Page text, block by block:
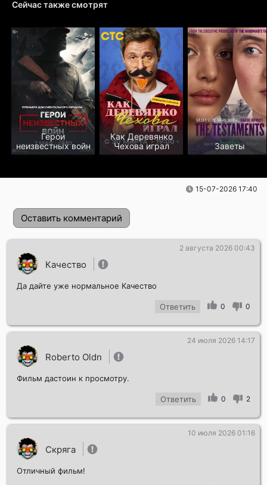
Сейчас также смотрят
Герои
неизвестных войн
Как Деревянко
Чехова играл
Заветы
15-07-2026 17:40
Оставить комментарий
Отправить!
Качество
2 августа 2026 00:43
Да дайте уже нормальное Качество
Ответить 0 0
Roberto Oldn
24 июля 2026 14:17
Фильм дастоин к просмотру.
Ответить 0 2
Скряга
10 июля 2026 01:16
Отличный фильм!